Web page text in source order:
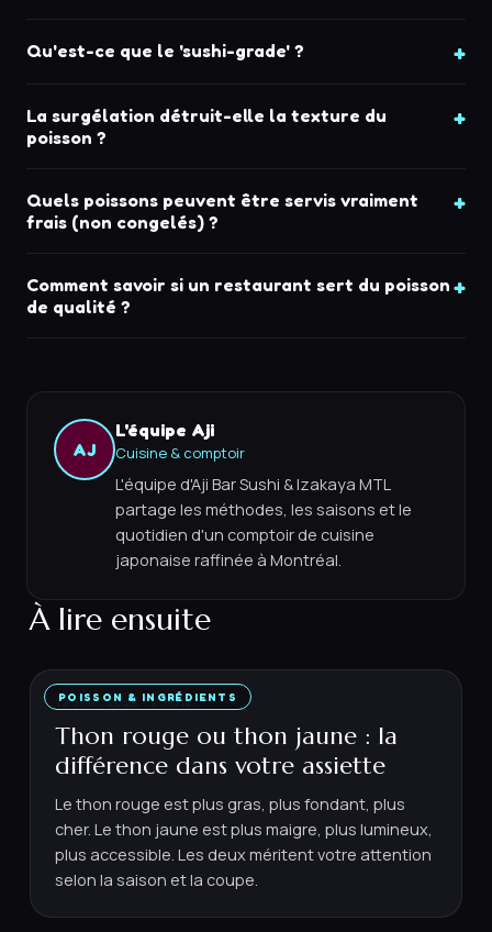
Qu'est-ce que le 'sushi-grade' ?
La surgélation détruit-elle la texture du
poisson ?
Quels poissons peuvent être servis vraiment
frais (non congelés) ?
Comment savoir si un restaurant sert du poisson
de qualité ?
AJ
L'équipe Aji
Cuisine & comptoir
L'équipe d'Aji Bar Sushi & Izakaya MTL
partage les méthodes, les saisons et le
quotidien d'un comptoir de cuisine
japonaise raffinée à Montréal.
À lire ensuite
POISSON & INGRÉDIENTS
13 MAI 2026 · 6 MIN
Thon rouge ou thon jaune : la
différence dans votre assiette
Le thon rouge est plus gras, plus fondant, plus
cher. Le thon jaune est plus maigre, plus lumineux,
plus accessible. Les deux méritent votre attention
selon la saison et la coupe.